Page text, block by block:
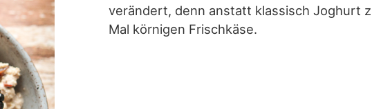
verändert, denn anstatt klassisch Joghurt
Mal körnigen Frischkäse.